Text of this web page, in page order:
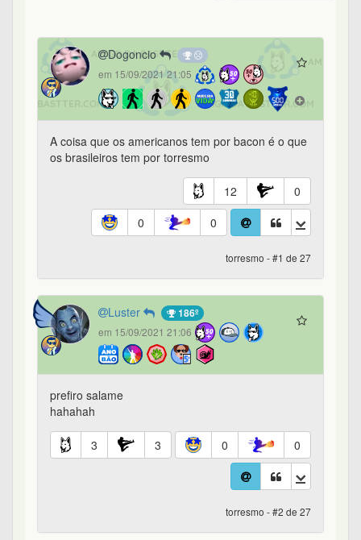
Dogoncio
em 15/09/2021 21:05
A coisa que os americanos tem por bacon é o que
os brasileiros tem por torresmo
12
0
0
0
torresmo - #1 de 27
Luster 186º
em 15/09/2021 21:06
prefiro salame
hahahah
3 3 0 0
torresmo - #2 de 27